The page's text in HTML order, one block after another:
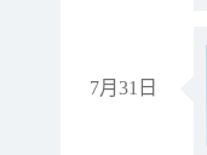
7月31日